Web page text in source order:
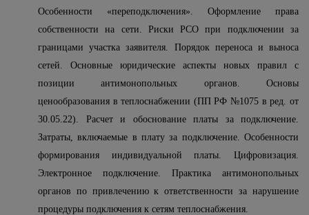
Особенности «переподключения». Оформление права
собственности на сети. Риски РСО при подключении за
границами участка заявителя. Порядок переноса и выноса
сетей. Основные юридические аспекты новых правил с
позиции антимонопольных органов. Основы
ценообразования в теплоснабжении (ПП РФ №1075 в ред. от
30.05.22). Расчет и обоснование платы за подключение.
Затраты, включаемые в плату за подключение. Особенности
формирования индивидуальной платы. Цифровизация.
Электронное подключение. Практика антимонопольных
органов по привлечению к ответственности за нарушение
процедуры подключения к сетям теплоснабжения.